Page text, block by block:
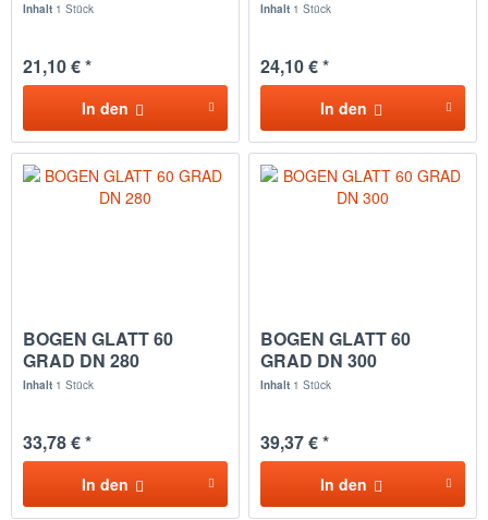
Inhalt 1 Stück
21,10 € *
In den
Inhalt 1 Stück
24,10 € *
In den
BOGEN GLATT 60
GRAD DN 280
Inhalt 1 Stück
33,78 € *
In den
BOGEN GLATT 60
GRAD DN 300
Inhalt 1 Stück
39,37 € *
In den